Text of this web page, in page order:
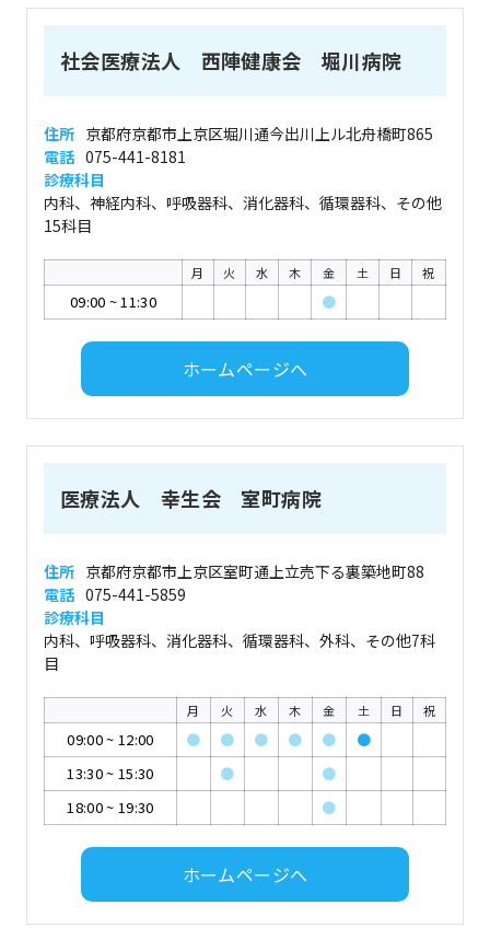
社会医療法人 西陣健康会 堀川病院
住所 京都府京都市上京区堀川通今出川上ル北舟橋町865
電話 075-441-8181
診療科目
内科、神経内科、呼吸器科、消化器科、循環器科、その他
15科目
月 火 水 木 金 土 日 祝
09:00 ~11:30 ●
ホームページへ
医療法人 幸生会 室町病院
住所 京都府京都市上京区室町通上立売下る裏築地町88
電話 075-441-5859
診療科目
内科、呼吸器科、消化器科、循環器科、外科、その他7科
目
月 火 水 木 金 土 日 祝
09:00~ 12:00 ● ● ● ● ●
●
13:30~ 15:30 ●
●
18:00~ 19:30 ●
ホームページへ